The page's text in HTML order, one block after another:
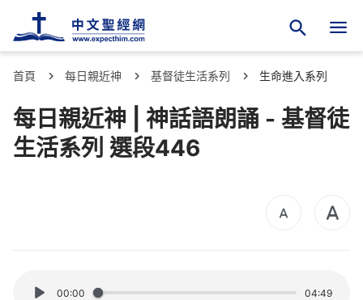
首頁 每日親近神 基督徒生活系列 生命進入系列
每日親近神 | 神話語朗誦 - 基督徒
生活系列 選段446
00:00 04:49